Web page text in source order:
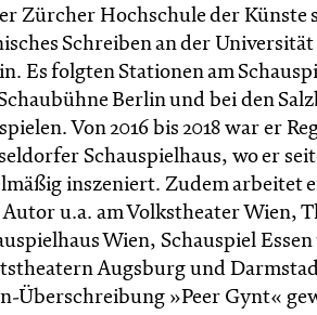
Zürcher Hochschule der Künste
Schreiben an der
Es folgten Stationen am
Berlin und bei den
Von 2016 bis 2018 war er
Schauspielhaus, wo er
inszeniert. Zudem arbeitet
u.a. am Volkstheater Wien,
Wien, Schauspiel
Augsburg und
Überschreibung »Peer Gynt«